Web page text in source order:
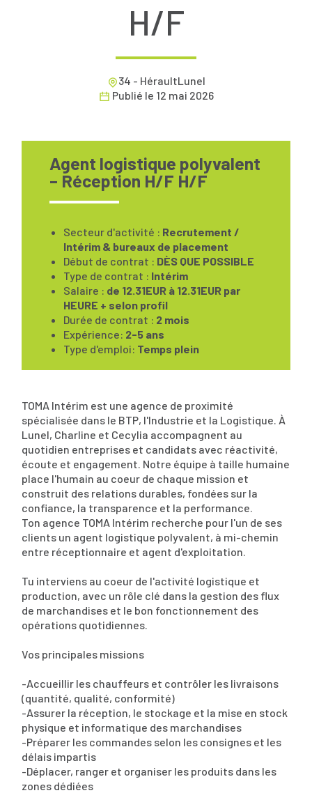
H/F
34 - HéraultLunel
Publié le 12 mai 2026
Agent logistique polyvalent
– Réception H/F H/F
Secteur d'activité : Recrutement /
Intérim & bureaux de placement
Début de contrat : DÈS QUE POSSIBLE
Type de contrat : Intérim
Salaire : de 12.31EUR à 12.31EUR par
HEURE + selon profil
Durée de contrat : 2 mois
Expérience: 2-5 ans
Type d'emploi: Temps plein
TOMA Intérim est une agence de proximité
spécialisée dans le BTP, l'Industrie et la Logistique. À
Lunel, Charline et Cecylia accompagnent au
quotidien entreprises et candidats avec réactivité,
écoute et engagement. Notre équipe à taille humaine
place l'humain au coeur de chaque mission et
construit des relations durables, fondées sur la
confiance, la transparence et la performance.
Ton agence TOMA Intérim recherche pour l'un de ses
clients un agent logistique polyvalent, à mi-chemin
entre réceptionnaire et agent d'exploitation.
Tu interviens au coeur de l'activité logistique et
production, avec un rôle clé dans la gestion des flux
de marchandises et le bon fonctionnement des
opérations quotidiennes.
Vos principales missions
-Accueillir les chauffeurs et contrôler les livraisons
(quantité, qualité, conformité)
-Assurer la réception, le stockage et la mise en stock
physique et informatique des marchandises
-Préparer les commandes selon les consignes et les
délais impartis
-Déplacer, ranger et organiser les produits dans les
zones dédiées